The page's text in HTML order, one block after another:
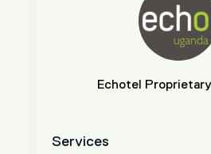
Echotel
Services